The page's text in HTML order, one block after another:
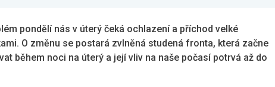
pondělí nás v úterý čeká ochlazení a příchod velké
O změnu se postará zvlněná studená fronta, která začne
během noci na úterý a její vliv na naše počasí potrvá až do